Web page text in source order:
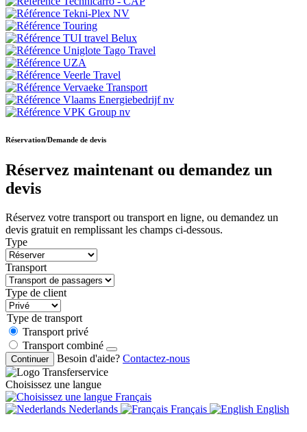
Réservation/Demande de devis
Réservez maintenant ou demandez un
devis
Réservez votre transport ou transport en ligne, ou demandez un
devis gratuit en remplissant les champs ci-dessous.
Type
Transport
Type de client
Type de transport
Transport privé
Transport combiné
Continuer Besoin d'aide? Contactez-nous
Choisissez une langue
Français
Nederlands
Français English